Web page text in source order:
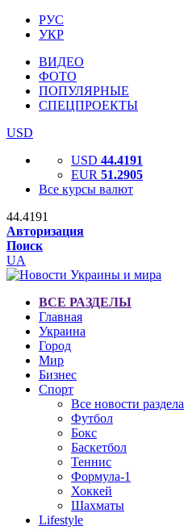
РУС
УКР
ВИДЕО
ФОТО
ПОПУЛЯРНЫЕ
СПЕЦПРОЕКТЫ
USD
USD 44.4191
EUR 51.2905
Все курсы валют
44.4191
Авторизация
Поиск
UA
ВСЕ РАЗДЕЛЫ
Главная
Украина
Город
Мир
Бизнес
Спорт
Все новости раздела
Футбол
Бокс
Баскетбол
Теннис
Формула-1
Хоккей
Шахматы
Lifestyle